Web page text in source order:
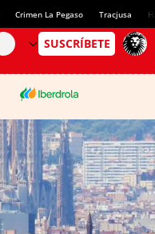
Crimen La Pegaso Tracjusa